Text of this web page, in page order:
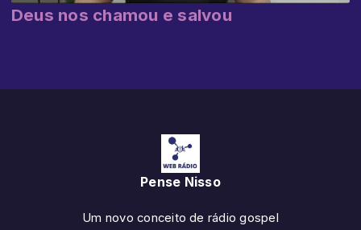
Deus nos chamou e salvou
Pense Nisso
Um novo conceito de rádio gospel